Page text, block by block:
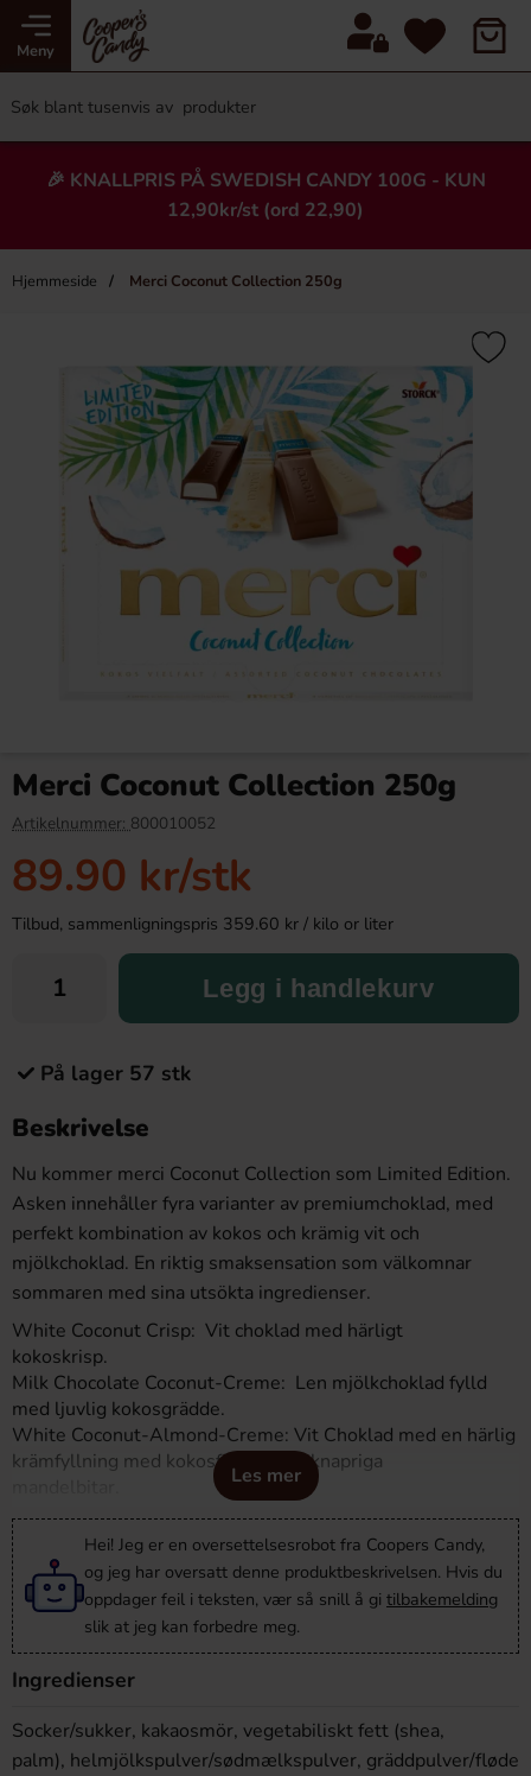
Meny
🎉 KNALLPRIS PÅ SWEDISH CANDY 100G - KUN
12,90kr/st (ord 22,90)
Hjemmeside Merci Coconut Collection 250g
Heading
×
Köp
89.90 kr
Merci Coconut Collection 250g
Artikelnummer: 800010052
89.90 kr/stk
Tilbud, sammenligningspris 359.60 kr / kilo or liter
Legg i handlekurv
På lager 57 stk
Beskrivelse
Nu kommer merci Coconut Collection som Limited Edition.
Asken innehåller fyra varianter av premiumchoklad, med
perfekt kombination av kokos och krämig vit och
mjölkchoklad. En riktig smaksensation som välkomnar
sommaren med sina utsökta ingredienser.
White Coconut Crisp: Vit choklad med härligt
kokoskrisp.
Milk Chocolate Coconut-Creme: Len mjölkchoklad fylld
med ljuvlig kokosgrädde.
White Coconut-Almond-Creme: Vit Choklad med en härlig
krämfyllning med kokosflingor och knapriga
mandelbitar.
Dark Milk Coconut-Creme: Mörk mjölkchoklad som
omsluter delikat kokosgräddfyllning.
Les mer
Hei! Jeg er en oversettelsesrobot fra Coopers Candy,
og jeg har oversatt denne produktbeskrivelsen. Hvis du
oppdager feil i teksten, vær så snill å gi tilbakemelding
slik at jeg kan forbedre meg.
Ingredienser
Socker/sukker, kakaosmör, vegetabiliskt fett (shea,
palm), helmjölkspulver/sødmælkspulver, gräddpulver/fløde